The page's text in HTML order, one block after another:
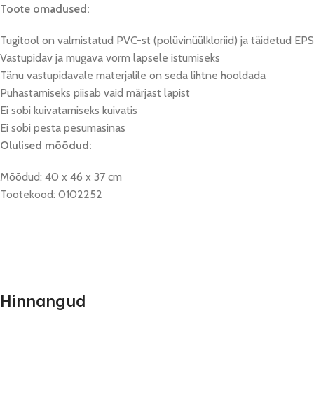
Toote omadused:
Tugitool on valmistatud PVC-st (polüvinüülkloriid) ja täidetud
Vastupidav ja mugava vorm lapsele istumiseks
Tänu vastupidavale materjalile on seda lihtne hooldada
Puhastamiseks piisab vaid märjast lapist
Ei sobi kuivatamiseks kuivatis
Ei sobi pesta pesumasinas
Olulised mõõdud:
Mõõdud: 40 x 46 x 37 cm
Tootekood: 0102252
Hinnangud